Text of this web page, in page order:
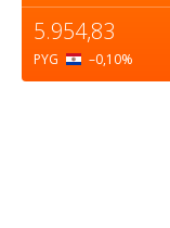
5.954,83
PYG –0,10%